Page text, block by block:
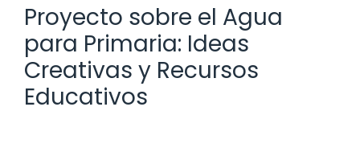
Proyecto sobre el Agua
para Primaria: Ideas
Creativas y Recursos
Educativos